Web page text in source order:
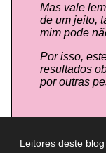
Leitores deste
Mas vale
de um jeito,
mim pode
Por isso,
resultados
por outras